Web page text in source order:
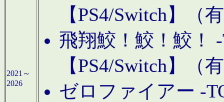
2021～
2026
【PS4/Switch】（
飛翔鮫！鮫！鮫！
【PS4/Switch】（
ゼロファイアー -